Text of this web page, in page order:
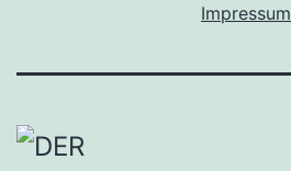
Impressum